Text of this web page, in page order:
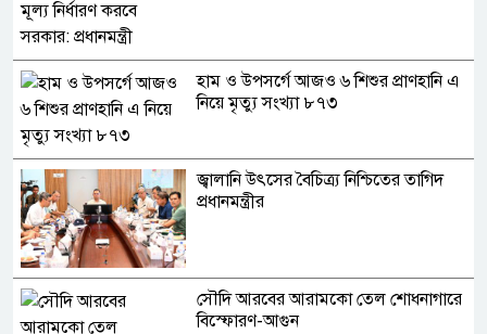
হাম ও উপসর্গে আজও ৬ শিশুর প্রাণহানি এ
নিয়ে মৃত্যু সংখ্যা ৮৭৩
জ্বালানি উৎসের বৈচিত্র্য নিশ্চিতের তাগিদ
প্রধানমন্ত্রীর
সৌদি আরবের আরামকো তেল শোধনাগারে
বিস্ফোরণ-আগুন